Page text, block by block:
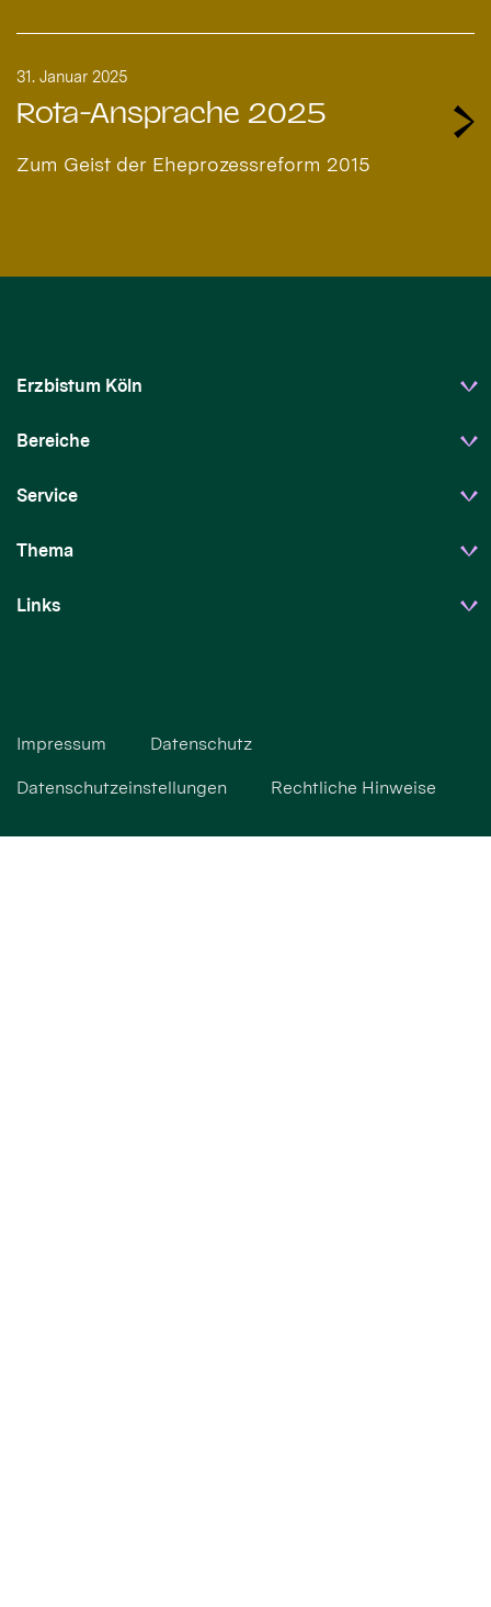
Rota-Ansprache 2025
31. Januar 2025
Zum Geist der Eheprozessreform 2015
Erzbistum Köln
Bereiche
Service
Thema
Links
Impressum Datenschutz
Datenschutzeinstellungen Rechtliche Hinweise